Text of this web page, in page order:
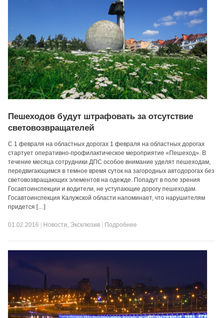
Пешеходов будут штрафовать за отсутствие
световозвращателей
С 1 февраля на областных дорогах 1 февраля на областных дорогах
стартует оперативно-профилактическое мероприятие «Пешеход». В
течение месяца сотрудники ДПС особое внимание уделят пешеходам,
передвигающимся в темное время суток на загородных автодорогах без
световозвращающих элементов на одежде. Попадут в поле зрения
Госавтоинспекции и водители, не уступающие дорогу пешеходам.
Госавтоинспекция Калужской области напоминает, что нарушителям
придется […]
01.02.2016 Новости, Эксклюзив Подробнее